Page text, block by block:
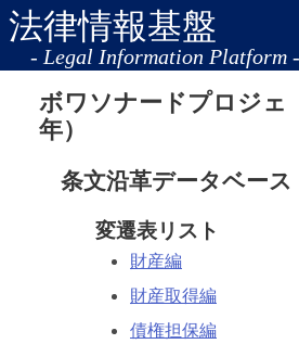
法律情報基盤
- Legal Information Platform -
ボワソナードプロジェ
年）
条文沿革データベース
変遷表リスト
財産編
財産取得編
債権担保編